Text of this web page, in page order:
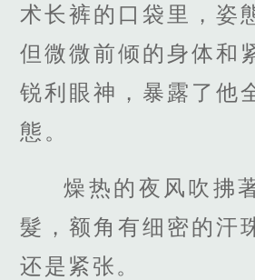
术长裤的口袋里，姿
但微微前倾的身体和
锐利眼神，暴露了他
態。
燥热的夜风吹拂
髮，额角有细密的汗
还是紧张。